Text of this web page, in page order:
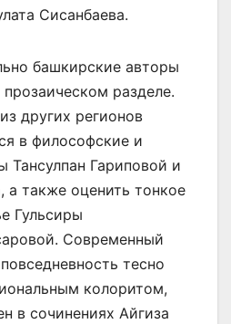
Сисанбаева.
башкирские авторы
разделе.
других регионов
в философские и
Гариповой и
а также оценить тонкое
Гульсиры
Современный
тесно
колоритом,
в сочинениях Айгиза